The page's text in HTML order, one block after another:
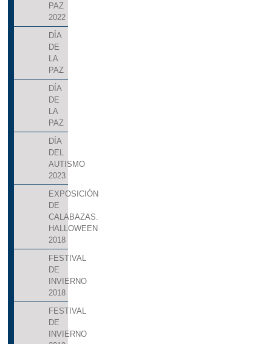
PAZ
2022
DÍA
DE
LA
PAZ
DÍA
DE
LA
PAZ
DÍA
DEL
AUTISMO
2023
EXPOSICIÓN
DE
CALABAZAS.
HALLOWEEN
2018
FESTIVAL
DE
INVIERNO
2018
FESTIVAL
DE
INVIERNO